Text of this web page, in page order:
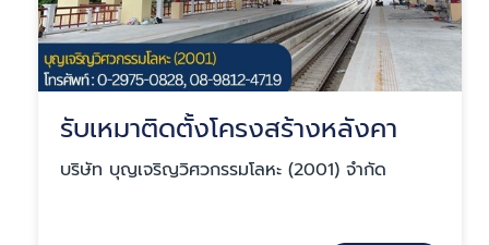
รับเหมาติดตั้งโครงสร้างหลังคา
บริษัท บุญเจริญวิศวกรรมโลหะ (2001) จำกัด